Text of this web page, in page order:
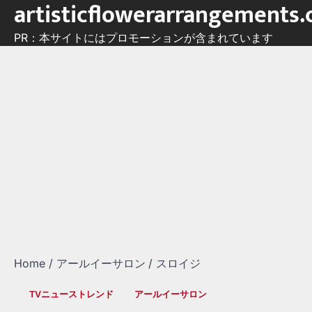
Skip
content
PR：本サイトにはプロモーションが含まれています
Home アールイーサロン スロイジ
TVニューストレンド アールイーサロン